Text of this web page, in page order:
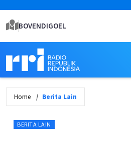
BOVENDIGOEL
Home Berita Lain
BERITA LAIN